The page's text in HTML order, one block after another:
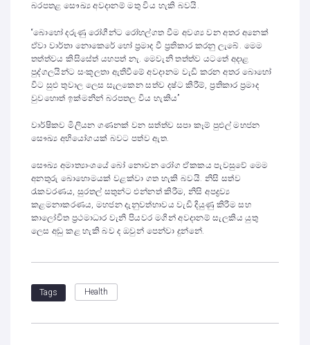
බරපතළ සෞඛ්‍ය අවදානම් මතු විය හැකි බවයි.
“බොහෝ දරුණු රෝගීන්ට රෝහල්ගත වීම අවශ්‍ය වන අතර අනෙක්
ඒවා වාර්තා නොකෙරේ හෝ ප්‍රමාද වී ප්‍රතිකාර කරනු ලැබේ. මෙම
තත්ත්වය කිසිසේත් යහපත් නැ. මෙවැනි තත්ත්ව යටතේ අදාළ
පුද්ගලයින්ට සංකූලතා ඇතිවීමේ අවදානම වැඩි කරන අතර බොහෝ
විට සුළු තුවාල ලෙස සැලකෙන සත්ව දෂ්ට කිරීම්, ප්‍රතිකාර ප්‍රමාද
වුවහොත් ඉක්මනින් බරපතල විය හැකිය”
වාර්ෂිකව මිලියන ගණනක් වන සත්ත්ව සපා කෑම් පුළුල් මහජන
සෞඛ්‍ය අභියෝගයක් බවට පත්ව ඇත.
සෞඛ්‍ය අමාත්‍යාංශයේ බෝ නොවන රෝග ඒකකය පැවසුවේ මෙම
අනතුරු බොහොමයක් වළක්වා ගත හැකි බවයි. නිසි සත්ව
රැකවරණය, සුරතල් සතුන්ට එන්නත් කිරීම, නිසි අපද්‍රව්‍ය
කළමනාකරණය, මහජන දැනුවත්භාවය වැඩි දියුණු කිරීම සහ
කාලෝචිත ප්‍රථමාධාර වැනි පියවර මගින් අවදානම් සැලකිය යුතු
ලෙස අඩු කළ හැකි බව ද ඔවුන් පෙන්වා දුන්නේ.
Tags Health